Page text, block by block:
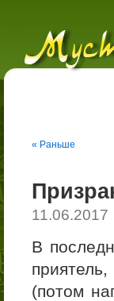
« Раньше
11.06.2017
В
(потом